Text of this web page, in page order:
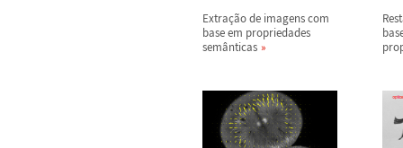
Extração de imagens com
base em propriedades
semânticas